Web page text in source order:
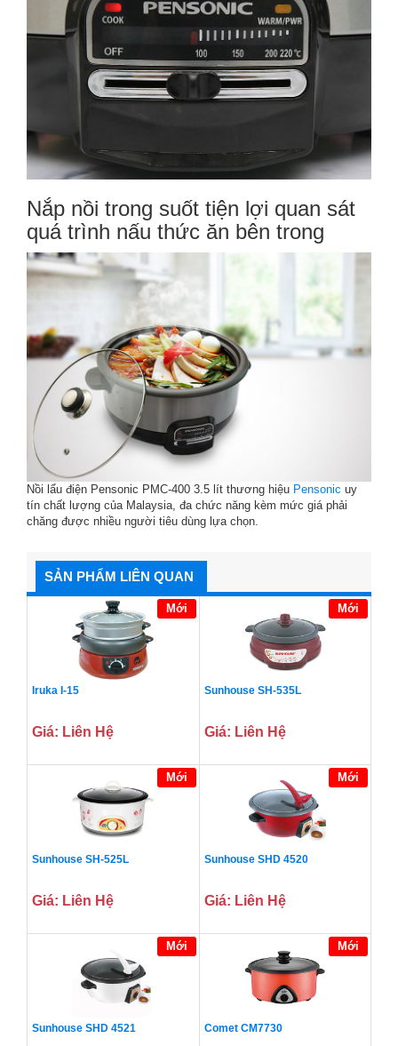
Nắp nồi trong suốt tiện lợi quan sát
quá trình nấu thức ăn bên trong
Nồi lẩu điện Pensonic PMC-400 3.5 lít thương hiệu Pensonic uy
tín chất lượng của Malaysia, đa chức năng kèm mức giá phải
chăng được nhiều người tiêu dùng lựa chọn.
SẢN PHẨM LIÊN QUAN
Mới
Iruka I-15
Giá: Liên Hệ
Mới
Sunhouse SH-535L
Giá: Liên Hệ
Mới
Sunhouse SH-525L
Giá: Liên Hệ
Mới
Sunhouse SHD 4520
Giá: Liên Hệ
Mới
Sunhouse SHD 4521
Mới
Comet CM7730